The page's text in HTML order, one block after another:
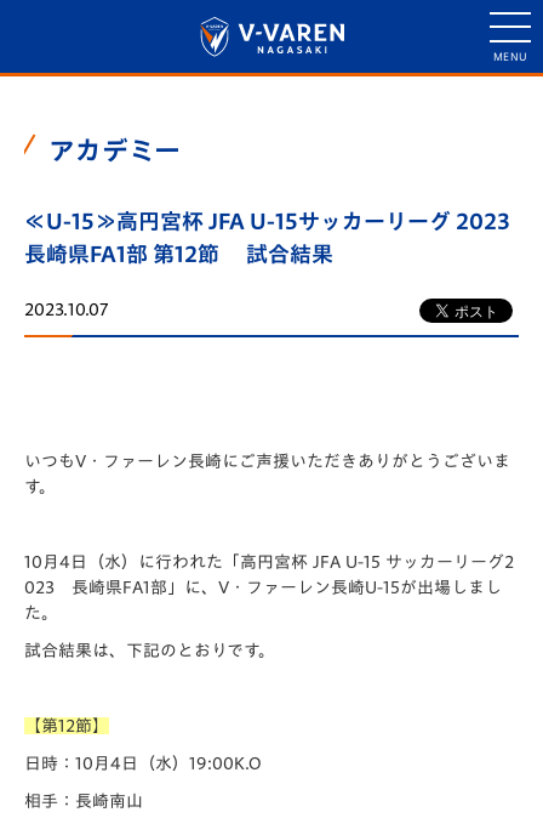
アカデミー
≪U-15≫高円宮杯 JFA U-15サッカーリーグ 2023
長崎県FA1部 第12節 試合結果
2023.10.07
いつもV・ファーレン長崎にご声援いただきありがとうございま
す。
10月4日（水）に行われた「️高円宮杯 JFA U-15 サッカーリーグ2
023 長崎県FA1部」に、V・ファーレン長崎U-15が出場しまし
た。
試合結果は、下記のとおりです。
【第12節】
日時：10月4日（水）19:00K.O
相手：長崎南山